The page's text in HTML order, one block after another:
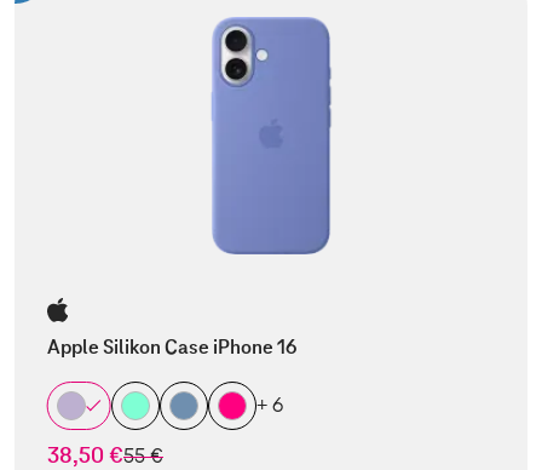
Apple Silikon Case iPhone 16
+ 6
38,50 €statt
55 €